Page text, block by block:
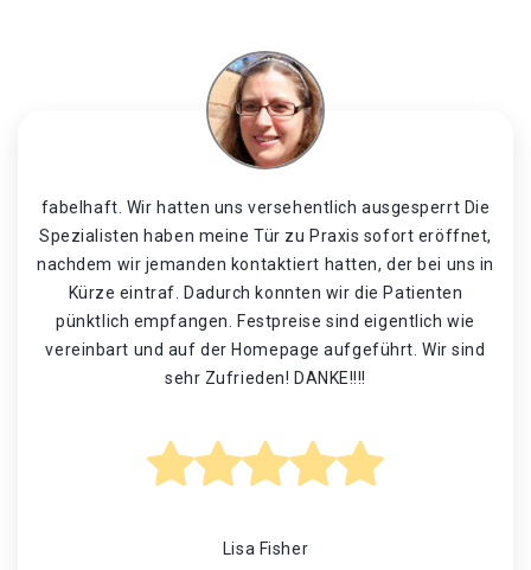
fabelhaft. Wir hatten uns versehentlich ausgesperrt Die
Spezialisten haben meine Tür zu Praxis sofort eröffnet,
nachdem wir jemanden kontaktiert hatten, der bei uns in
Kürze eintraf. Dadurch konnten wir die Patienten
pünktlich empfangen. Festpreise sind eigentlich wie
vereinbart und auf der Homepage aufgeführt. Wir sind
sehr Zufrieden! DANKE!!!!
Lisa Fisher